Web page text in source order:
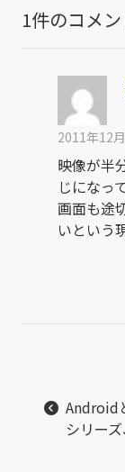
1件のコメン
2011年12
映像が半
じになって
画面も途
いという
Android
シリー